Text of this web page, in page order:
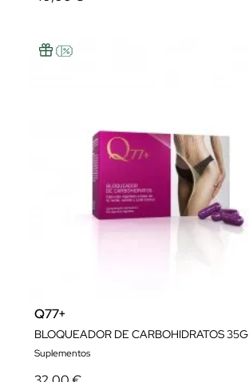
Q77+
BLOQUEADOR DE CARBOHIDRATOS 35G
Suplementos